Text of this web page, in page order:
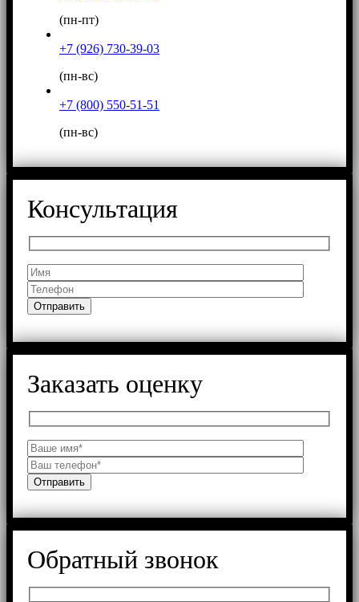
(пн-пт)
+7 (926) 730-39-03
(пн-вс)
+7 (800) 550-51-51
(пн-вс)
Консультация
Заказать оценку
Обратный звонок